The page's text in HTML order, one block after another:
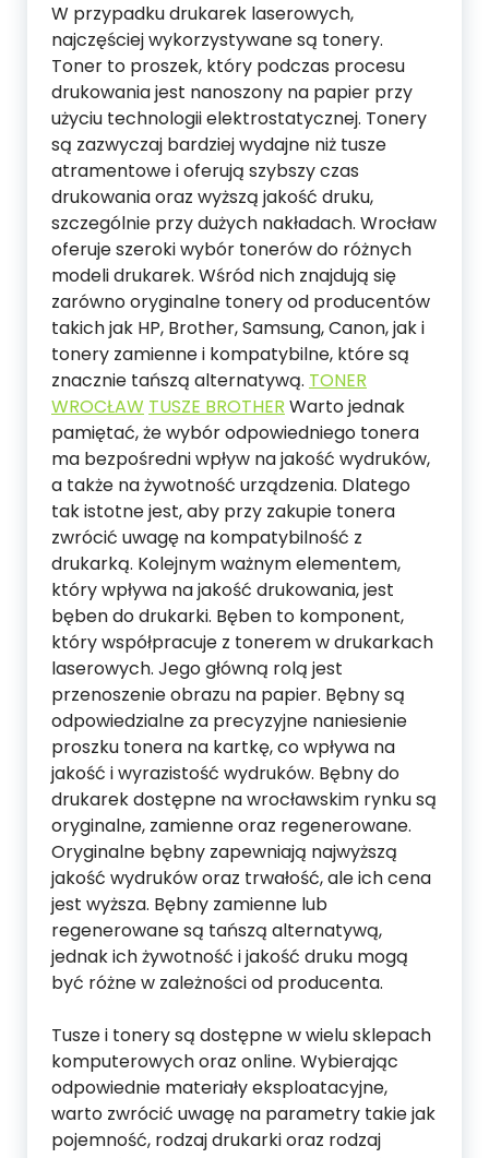
W przypadku drukarek laserowych,
najczęściej wykorzystywane są tonery.
Toner to proszek, który podczas procesu
drukowania jest nanoszony na papier przy
użyciu technologii elektrostatycznej. Tonery
są zazwyczaj bardziej wydajne niż tusze
atramentowe i oferują szybszy czas
drukowania oraz wyższą jakość druku,
szczególnie przy dużych nakładach. Wrocław
oferuje szeroki wybór tonerów do różnych
modeli drukarek. Wśród nich znajdują się
zarówno oryginalne tonery od producentów
takich jak HP, Brother, Samsung, Canon, jak i
tonery zamienne i kompatybilne, które są
znacznie tańszą alternatywą. TONER
WROCŁAW TUSZE BROTHER Warto jednak
pamiętać, że wybór odpowiedniego tonera
ma bezpośredni wpływ na jakość wydruków,
a także na żywotność urządzenia. Dlatego
tak istotne jest, aby przy zakupie tonera
zwrócić uwagę na kompatybilność z
drukarką. Kolejnym ważnym elementem,
który wpływa na jakość drukowania, jest
bęben do drukarki. Bęben to komponent,
który współpracuje z tonerem w drukarkach
laserowych. Jego główną rolą jest
przenoszenie obrazu na papier. Bębny są
odpowiedzialne za precyzyjne naniesienie
proszku tonera na kartkę, co wpływa na
jakość i wyrazistość wydruków. Bębny do
drukarek dostępne na wrocławskim rynku są
oryginalne, zamienne oraz regenerowane.
Oryginalne bębny zapewniają najwyższą
jakość wydruków oraz trwałość, ale ich cena
jest wyższa. Bębny zamienne lub
regenerowane są tańszą alternatywą,
jednak ich żywotność i jakość druku mogą
być różne w zależności od producenta.
Tusze i tonery są dostępne w wielu sklepach
komputerowych oraz online. Wybierając
odpowiednie materiały eksploatacyjne,
warto zwrócić uwagę na parametry takie jak
pojemność, rodzaj drukarki oraz rodzaj